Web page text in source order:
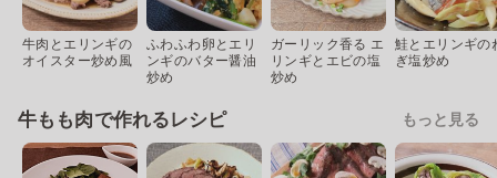
牛肉とエリンギの
オイスター炒め風
ふわふわ卵とエリ
ンギのバター醤油
炒め
ガーリック香る エ
リンギとエビの塩
炒め
鮭とエリンギの
ぎ塩炒め
牛もも肉で作れるレシピ もっと見る